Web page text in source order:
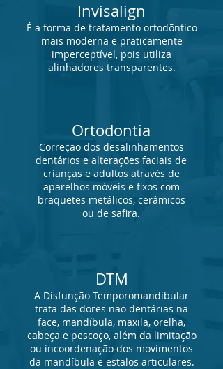
Invisalign
É a forma de tratamento ortodõntico
mais moderna e praticamente
imperceptível, pois utiliza
alinhadores transparentes.
Ortodontia
Correção dos desalinhamentos
dentários e alterações faciais de
crianças e adultos através de
aparelhos móveis e fixos com
braquetes metálicos, cerâmicos
ou de safira.
DTM
A Disfunção Temporomandibular
trata das dores não dentárias na
face, mandíbula, maxila, orelha,
cabeça e pescoço, além da limitação
ou incoordenação dos movimentos
da mandíbula e estalos articulares.